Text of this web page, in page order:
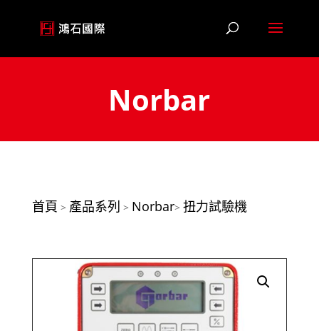
Norbar
首頁 > 產品系列 > Norbar> 扭力試驗機